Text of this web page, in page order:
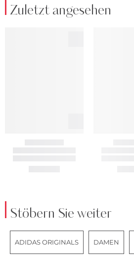
Zuletzt angesehen
Stöbern Sie weiter
ADIDAS ORIGINALS DAMEN